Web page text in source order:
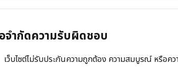
จำกัดความรับผิดชอบ
เว็บไซต์ไม่รับประกันความถูกต้อง ความสมบูรณ์ หรือ